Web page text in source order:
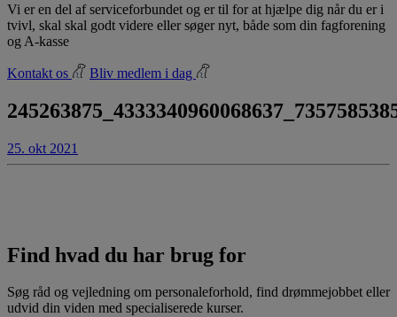
Vi er en del af serviceforbundet og er til for at hjælpe dig når du er i
tvivl, skal skal godt videre eller søger nyt, både som din fagforening
og A-kasse
Kontakt os Bliv medlem i dag
25. okt 2021
Find hvad du har brug for
Søg råd og vejledning om personaleforhold, find drømmejobbet eller
udvid din viden med specialiserede kurser.